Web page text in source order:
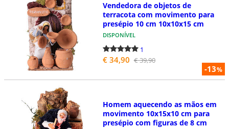
-13%
Vendedora de objetos de
terracota com movimento para
presépio 10 cm 10x10x15 cm
DISPONÍVEL
1
€ 34,90 € 39,90
Homem aquecendo as mãos em
movimento 10x15x10 cm para
presépio com figuras de 8 cm